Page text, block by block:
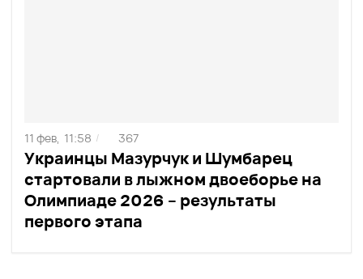
Украинцы Мазурчук и Шумбарец
стартовали в лыжном двоеборье на
Олимпиаде 2026 – результаты
первого этапа
11 фев, 11:58 / 367